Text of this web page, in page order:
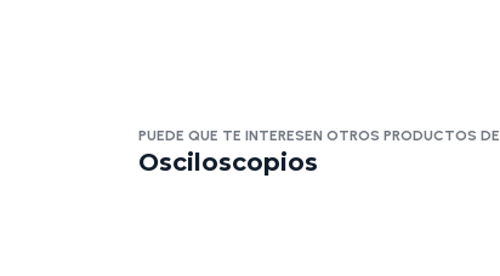
PUEDE QUE TE INTERESEN OTROS PRODUCTOS DE
Osciloscopios